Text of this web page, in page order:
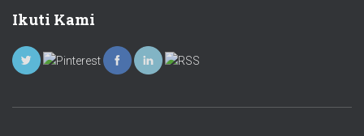
Ikuti Kami